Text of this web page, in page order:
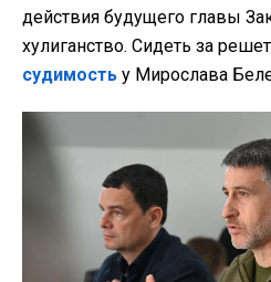
действия будущего главы
хулиганство. Сидеть за
судимость у Мирослава